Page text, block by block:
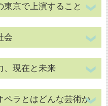
東京で上演すること
会
、現在と未来
ペラとはどんな芸術か